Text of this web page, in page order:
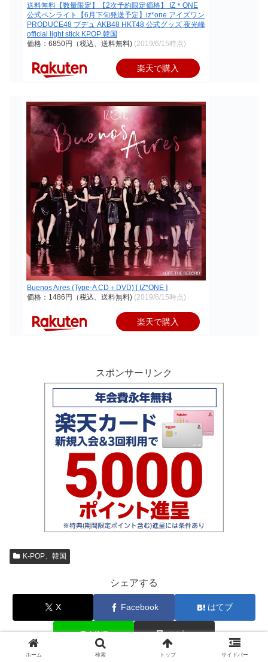
送料無料【数量限定】【2次予約限定価格】 IZ＊ONE
公式ペンライト【6月下旬発送予定】iz*one アイズワン
PRODUCE48 プデュ AKB48 HKT48 公式グッズ 夜光峰
official light stick KPOP 韓国
価格：6850円（税込、送料無料) (2019/6/15時点)
楽天で購入
Buenos Aires (Type-A CD＋DVD) [ IZ*ONE ]
価格：1486円（税込、送料無料) (2019/6/15時点)
楽天で購入
スポンサーリンク
K-POP、韓国
シェアする
X Facebook はてブ
LINE コピー
ホーム 検索 トップ サイドバー